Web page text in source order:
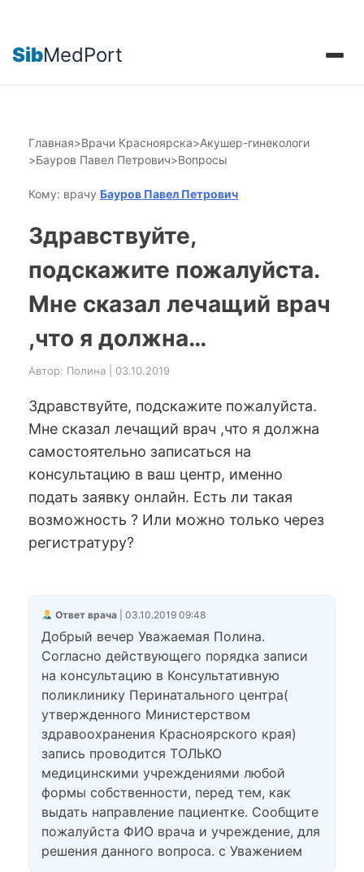
SibMedPort
Главная>Врачи Красноярска>Акушер-гинекологи
>Бауров Павел Петрович>Вопросы
Кому: врачу Бауров Павел Петрович
Здравствуйте,
подскажите пожалуйста.
Мне сказал лечащий врач
,что я должна…
Автор: Полина | 03.10.2019
Здравствуйте, подскажите пожалуйста.
Мне сказал лечащий врач ,что я должна
самостоятельно записаться на
консультацию в ваш центр, именно
подать заявку онлайн. Есть ли такая
возможность ? Или можно только через
регистратуру?
Ответ врача| 03.10.2019 09:48
Добрый вечер Уважаемая Полина.
Согласно действующего порядка записи
на консультацию в Консультативную
поликлинику Перинатального центра(
утвержденного Министерством
здравоохранения Красноярского края)
запись проводится ТОЛЬКО
медицинскими учреждениями любой
формы собственности, перед тем, как
выдать направление пациентке. Сообщите
пожалуйста ФИО врача и учреждение, для
решения данного вопроса. с Уважением